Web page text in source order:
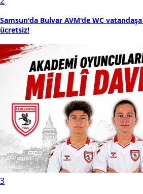
Samsun'da Bulvar AVM'de WC
ücretsiz!
3